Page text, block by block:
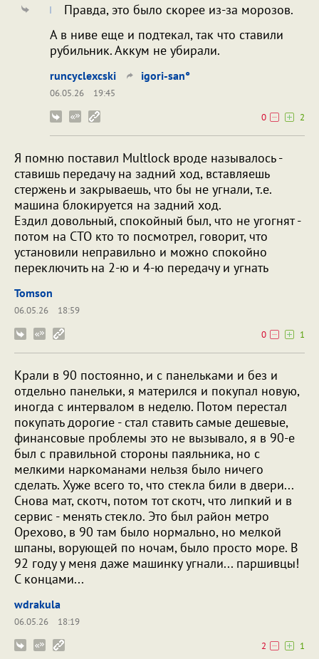
Правда, это было скорее из-за морозов.
А в ниве еще и подтекал, так что ставили
рубильник. Аккум не убирали.
runcyclexcski igori-san°
06.05.26
19:45
0
2
Я помню поставил Multlock вроде называлось -
ставишь передачу на задний ход, вставляешь
стержень и закрываешь, что бы не угнали, т.е.
машина блокируется на задний ход.
Ездил довольный, спокойный был, что не угогнят -
потом на СТО кто то посмотрел, говорит, что
установили неправильно и можно спокойно
переключить на 2-ю и 4-ю передачу и угнать
Tomson
06.05.26
18:59
0
1
Крали в 90 постоянно, и с панельками и без и
отдельно панельки, я матерился и покупал новую,
иногда с интервалом в неделю. Потом перестал
покупать дорогие - стал ставить самые дешевые,
финансовые проблемы это не вызывало, я в 90-е
был с правильной стороны паяльника, но с
мелкими наркоманами нельзя было ничего
сделать. Хуже всего то, что стекла били в двери...
Снова мат, скотч, потом тот скотч, что липкий и в
сервис - менять стекло. Это был район метро
Орехово, в 90 там было нормально, но мелкой
шпаны, ворующей по ночам, было просто море. В
92 году у меня даже машинку угнали... паршивцы!
С концами...
wdrakula
06.05.26
18:19
2
1